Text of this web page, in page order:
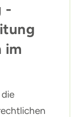
-
im